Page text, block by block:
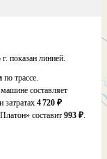
показан линией.
по трассе.
составляет
затратах 4 720 ₽
составит 993 ₽.